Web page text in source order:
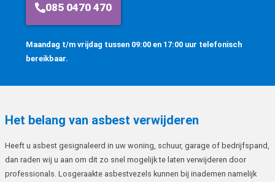
085 0470 470
Maandag t/m vrijdag tussen 09:00 en 17:00 uur telefonisch
bereikbaar.
Het belang van asbest verwijderen
Heeft u asbest gesignaleerd in uw woning, schuur, garage of bedrijfspand,
dan raden wij u aan om dit zo snel mogelijk te laten verwijderen door
professionals. Losgeraakte asbestvezels kunnen bij inademen namelijk